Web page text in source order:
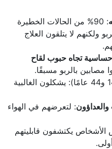
: 90% من الحالات الخطيرة
ولكنهم لا يتلقون العلاج
تجاه حبوب لقاح
مصابين بالربو مسبقًا.
(بين 14 و44 عامًا): يشكلون الغالبية
والعداؤون: لتعرضهم في الهواء
يكتشفون قابليتهم